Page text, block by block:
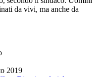
da vivi, ma anche da
2019